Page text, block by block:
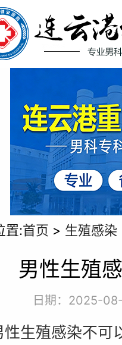
置:首页 > 生殖感染
男性生殖
日期：2025-
殖感染不可以